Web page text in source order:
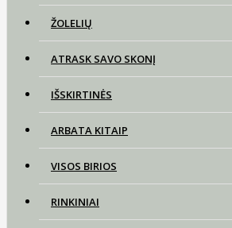
ŽOLELIŲ
ATRASK SAVO SKONĮ
IŠSKIRTINĖS
ARBATA KITAIP
VISOS BIRIOS
RINKINIAI